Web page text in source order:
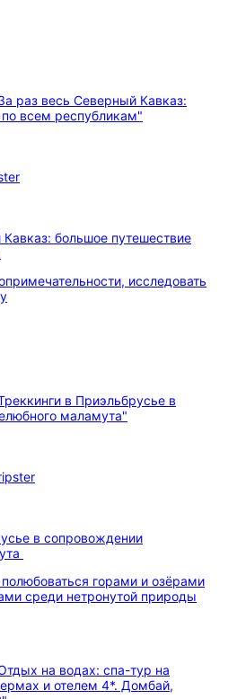
большое путешествие
исследовать
в сопровождении
горами и озёрами
среди нетронутой природы